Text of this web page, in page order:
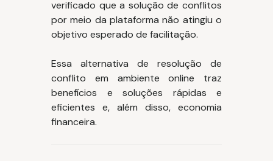
verificado que a solução de conflitos
por meio da plataforma não atingiu o
objetivo esperado de facilitação.
Essa alternativa de resolução de
conflito em ambiente online traz
benefícios e soluções rápidas e
eficientes e, além disso, economia
financeira.